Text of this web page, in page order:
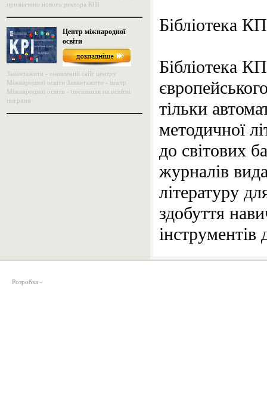
призначено нового ректора КПІ
Центр міжнародної
освіти
Завантажити - оновлений сайт центру
Міжнародної освіти Завантажити - центр
Міжнародної освіти - посилання на освітні
пограми
Бібліотека
Бібліотека
тільки
методичної
до світових
журналів
літературу
здобуття
інструментів
Розробка -